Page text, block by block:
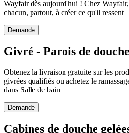
Wayfair dès aujourd'hui ! Chez
chacun, partout, à créer ce qu'il ressent
Demande
Givré - Parois de
Obtenez la livraison gratuite sur les
givrées qualifiés ou achetez le
dans Salle de bain
Demande
Cabines de douche